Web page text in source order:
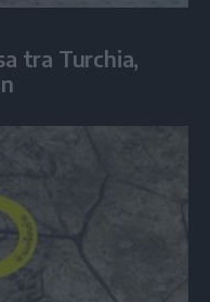
tra Turchia,